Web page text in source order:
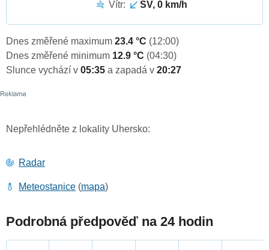
Vítr:
SV, 0 km/h
Dnes změřené maximum 23.4 °C (12:00)
Dnes změřené minimum 12.9 °C (04:30)
Slunce vychází v 05:35 a zapadá v 20:27
Nepřehlédněte z lokality Uhersko:
Radar
Meteostanice (mapa)
Podrobná předpověď na 24 hodin